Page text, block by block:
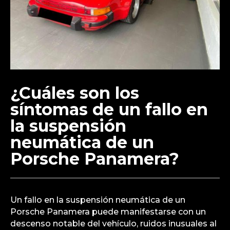
¿Cuáles son los
síntomas de un fallo en
la suspensión
neumática de un
Porsche Panamera?
Un fallo en la suspensión neumática de un
Porsche Panamera puede manifestarse con un
descenso notable del vehículo, ruidos inusuales al